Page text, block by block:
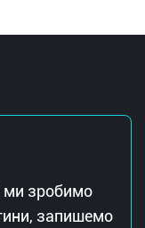
ми зробимо
запишемо